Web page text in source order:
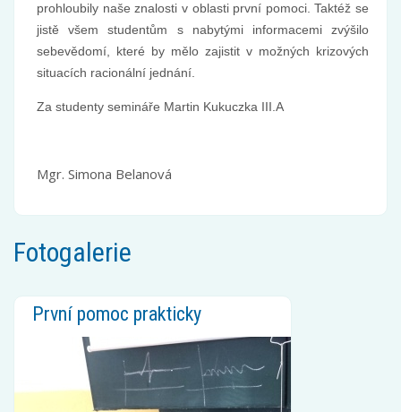
prohloubily naše znalosti v oblasti první pomoci. Taktéž se
jistě všem studentům s nabytými informacemi zvýšilo
sebevědomí, které by mělo zajistit v možných krizových
situacích racionální jednání.
Za studenty semináře Martin Kukuczka III.A
Mgr. Simona Belanová
Fotogalerie
První pomoc prakticky